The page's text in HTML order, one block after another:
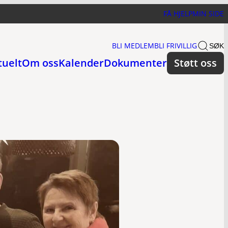
FÅ HJELPMIN SIDE
BLI MEDLEMBLI FRIVILLIG SØK
Om ossKalenderDokumenter Støtt oss